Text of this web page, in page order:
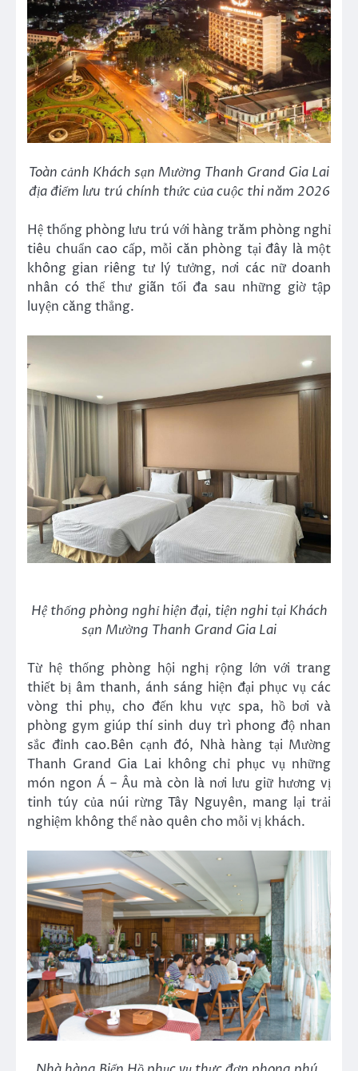
Toàn cảnh Khách sạn Mường Thanh Grand Gia Lai
địa điểm lưu trú chính thức của cuộc thi năm 2026
Hệ thống phòng lưu trú với hàng trăm phòng nghỉ
tiêu chuẩn cao cấp, mỗi căn phòng tại đây là một
không gian riêng tư lý tưởng, nơi các nữ doanh
nhân có thể thư giãn tối đa sau những giờ tập
luyện căng thẳng.
Hệ thống phòng nghỉ hiện đại, tiện nghi tại Khách
sạn Mường Thanh Grand Gia Lai
Từ hệ thống phòng hội nghị rộng lớn với trang
thiết bị âm thanh, ánh sáng hiện đại phục vụ các
vòng thi phụ, cho đến khu vực spa, hồ bơi và
phòng gym giúp thí sinh duy trì phong độ nhan
sắc đỉnh cao.Bên cạnh đó, Nhà hàng tại Mường
Thanh Grand Gia Lai không chỉ phục vụ những
món ngon Á – Âu mà còn là nơi lưu giữ hương vị
tinh túy của núi rừng Tây Nguyên, mang lại trải
nghiệm không thể nào quên cho mỗi vị khách.